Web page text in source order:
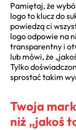
Pamiętaj, że
logo to klucz do
powiedzą ci
logo odpowie na
transparentny i
lub mówi, że
Tylko
sprostać takim
Twoja
niż „jakoś